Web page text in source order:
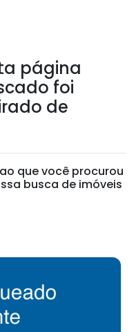
página
foi
de
que você procurou
busca de imóveis